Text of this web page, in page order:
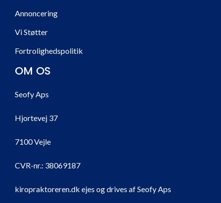
Annoncering
Vi Støtter
Fortrolighedspolitik
OM OS
Seofy Aps
Hjortevej 37
7100 Vejle
CVR-nr.: 38069187
kiropraktoreren.dk ejes og drives af Seofy Aps